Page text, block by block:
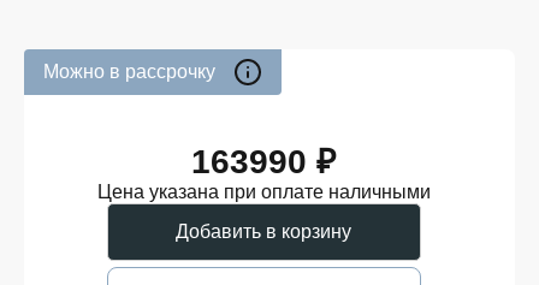
Можно в рассрочку
163990 ₽
Цена указана при оплате наличными
Добавить в корзину